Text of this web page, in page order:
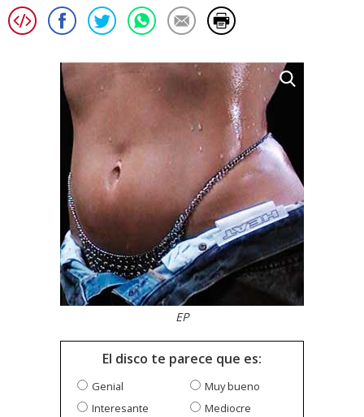
EP
El disco te parece que es:
Genial
Muy bueno
Interesante
Mediocre